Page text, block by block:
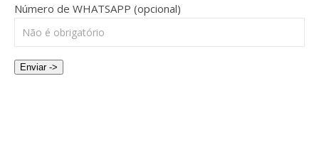
Número de WHATSAPP (opcional)
Enviar ->